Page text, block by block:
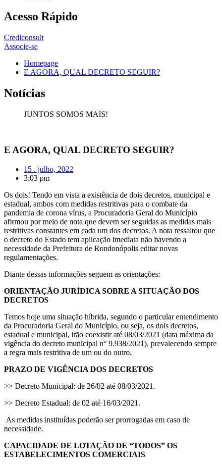
Acesso Rápido
Crediconsult
Associe-se
Homepage
E AGORA, QUAL DECRETO SEGUIR?
Notícias
JUNTOS SOMOS MAIS!
E AGORA, QUAL DECRETO SEGUIR?
15 . julho, 2022
3:03 pm
Os dois! Tendo em vista a existência de dois decretos, municipal e
estadual, ambos com medidas restritivas para o combate da
pandemia de corona vírus, a Procuradoria Geral do Município
afirmou por meio de nota que devem ser seguidas as medidas mais
restritivas constantes em cada um dos decretos. A nota ressaltou que
o decreto do Estado tem aplicação imediata não havendo a
necessidade da Prefeitura de Rondonópolis editar novas
regulamentações.
Diante dessas informações seguem as orientações:
ORIENTAÇÃO JURÍDICA SOBRE A SITUAÇÃO DOS
DECRETOS
Temos hoje uma situação híbrida, segundo o particular entendimento
da Procuradoria Geral do Município, ou seja, os dois decretos,
estadual e municipal, irão coexistir até 08/03/2021 (data máxima da
vigência do decreto municipal n° 9.938/2021), prevalecendo sempre
a regra mais restritiva de um ou do outro.
PRAZO DE VIGÊNCIA DOS DECRETOS
>> Decreto Municipal: de 26/02 até 08/03/2021.
>> Decreto Estadual: de 02 até 16/03/2021.
As medidas instituídas poderão ser prorrogadas em caso de
necessidade.
CAPACIDADE DE LOTAÇÃO DE “TODOS” OS
ESTABELECIMENTOS COMERCIAIS